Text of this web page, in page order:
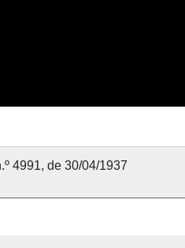
4991, de 30/04/1937